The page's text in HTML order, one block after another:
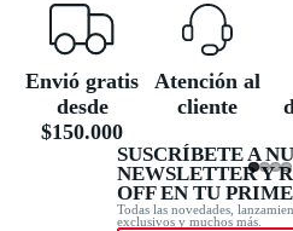
Envió gratis
desde
$150.000
Atención al
cliente
SUSCRÍBETE A
NEWSLETTER Y
OFF EN TU
Todas las novedades,
exclusivos y muchos más.